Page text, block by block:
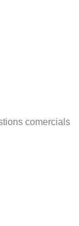
comercials